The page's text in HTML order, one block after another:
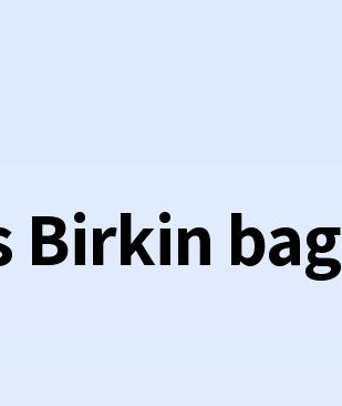
Birkin bag